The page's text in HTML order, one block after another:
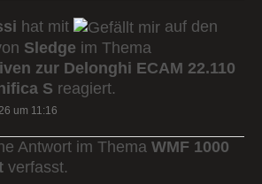
hat mit
auf den
Sledge im Thema
zur Delonghi ECAM 22.110
S reagiert.
um 11:16
Antwort im Thema WMF 1000
verfasst.